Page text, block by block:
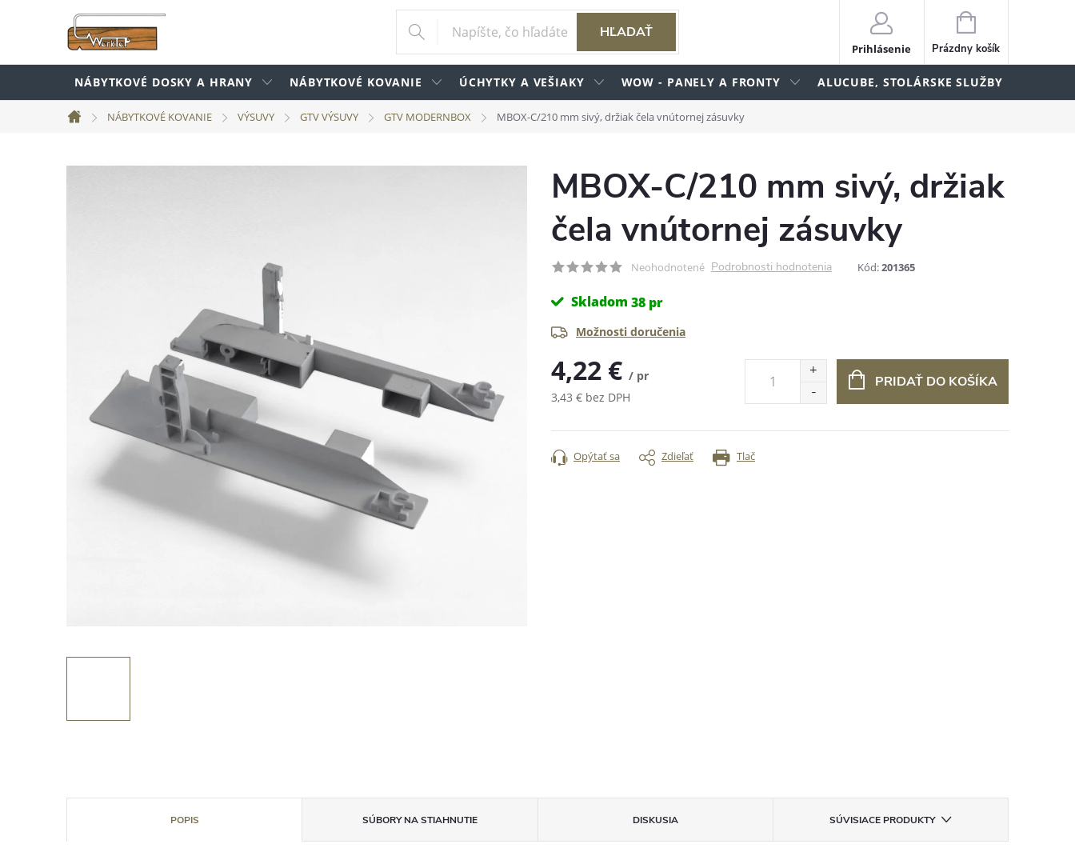
HĽADAŤ
Prihlásenie
NÁKUPNÝ
KOŠÍK
Prázdny košík
NÁBYTKOVÉ DOSKY A HRANY NÁBYTKOVÉ KOVANIE ÚCHYTKY A VEŠIAKY WOW - PANELY A FRONTY ALUCUBE, STOLÁRSKE SLUŽBY
Domov
NÁBYTKOVÉ KOVANIE VÝSUVY GTV VÝSUVY GTV MODERNBOX MBOX-C/210 mm sivý, držiak čela vnútornej zásuvky
MBOX-C/210 mm sivý, držiak
čela vnútornej zásuvky
Neohodnotené Podrobnosti hodnotenia Kód:201365
Skladom 38 pr
Možnosti doručenia
4,22 € / pr
3,43 € bez DPH
cena:
PRIDAŤ DO KOŠÍKA
Tlač
Opýtať sa Zdieľať
POPIS SÚBORY NA STIAHNUTIE DISKUSIA SÚVISIACE PRODUKTY